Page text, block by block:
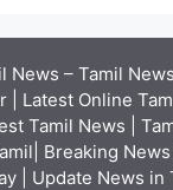
News – Tamil
| Latest Online
Tamil News |
Breaking
| Update News in